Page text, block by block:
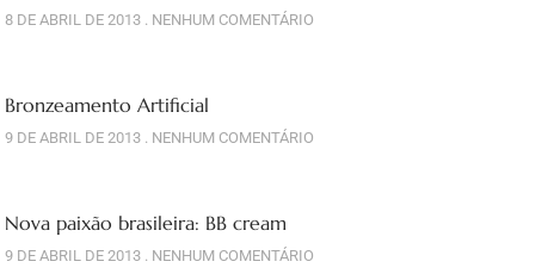
8 DE ABRIL DE 2013 NENHUM COMENTÁRIO
Bronzeamento Artificial
9 DE ABRIL DE 2013 NENHUM COMENTÁRIO
Nova paixão brasileira: BB cream
9 DE ABRIL DE 2013 NENHUM COMENTÁRIO